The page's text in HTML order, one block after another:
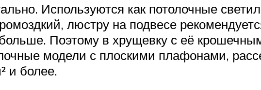
Используются как потолочные
люстру на подвесе
Поэтому в хрущевку с её
модели с плоскими плафонами,
и более.